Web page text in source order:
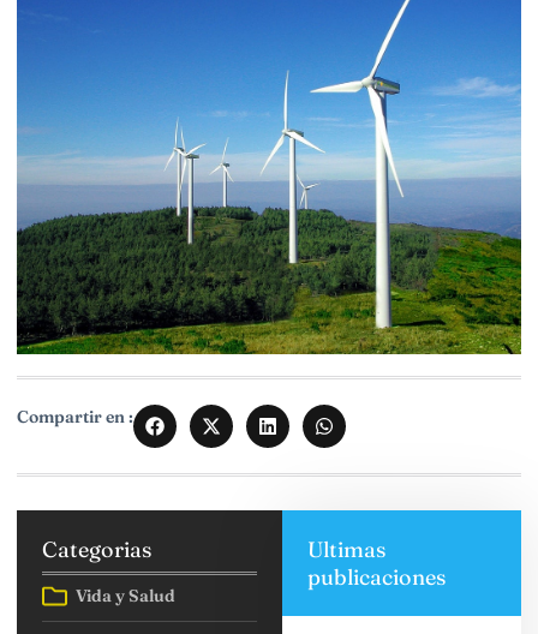
Compartir en :
Categorias
Vida y Salud
Ultimas
publicaciones